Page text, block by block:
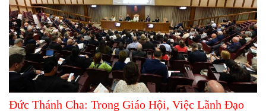
Đức Thánh Cha: Trong Giáo Hội, Việc Lãnh Đạo